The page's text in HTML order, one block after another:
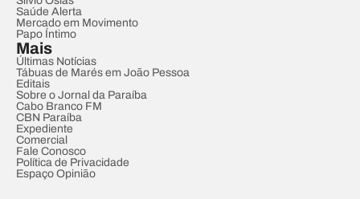
Saúde Alerta
Mercado em Movimento
Papo Íntimo
Mais
Últimas Notícias
Tábuas de Marés em João Pessoa
Editais
Sobre o Jornal da Paraíba
Cabo Branco FM
CBN Paraíba
Expediente
Comercial
Fale Conosco
Política de Privacidade
Espaço Opinião